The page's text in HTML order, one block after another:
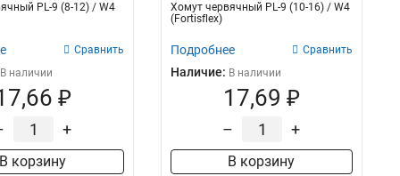
PL-9 (8-12) / W4
Сравнить
В наличии
₽
+
В корзину
Хомут червячный PL-9 (10-16) / W4
(Fortisflex)
Подробнее Сравнить
Наличие: В наличии
17,69 ₽
– +
В корзину